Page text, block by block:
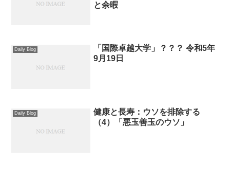
と余暇
Daily Blog
「国際卓越大学」？？？ 令和5年
9月19日
Daily Blog
健康と長寿：ウソを排除する
（4）「悪玉善玉のウソ」